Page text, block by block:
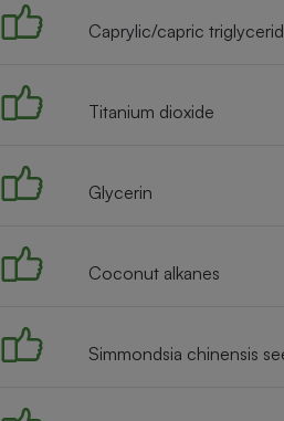
Caprylic/capric
Titanium dioxide
Glycerin
Coconut alkanes
Simmondsia chinensis